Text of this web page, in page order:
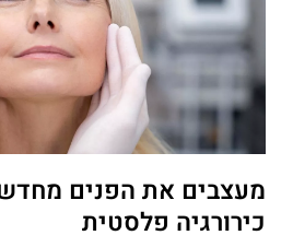
מעצבים את הפנים
כירורגיה פלסטית